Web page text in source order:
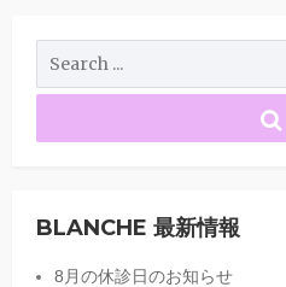
BLANCHE 最新情報
8月の休診日のお知らせ